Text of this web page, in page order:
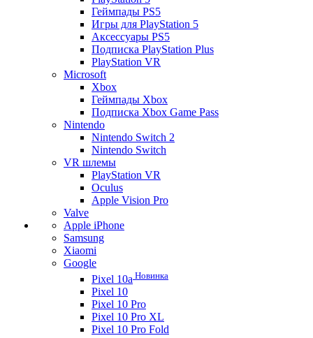
Геймпады PS5
Игры для PlayStation 5
Аксессуары PS5
Подписка PlayStation Plus
PlayStation VR
Microsoft
Xbox
Геймпады Xbox
Подписка Xbox Game Pass
Nintendo
Nintendo Switch 2
Nintendo Switch
VR шлемы
PlayStation VR
Oculus
Apple Vision Pro
Valve
Apple iPhone
Samsung
Xiaomi
Google
Pixel 10a Новинка
Pixel 10
Pixel 10 Pro
Pixel 10 Pro XL
Pixel 10 Pro Fold